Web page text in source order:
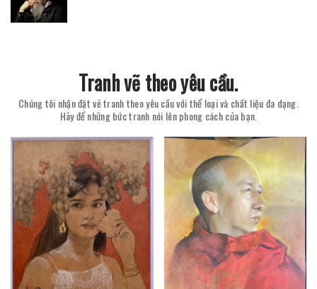
Tranh vẽ theo yêu cầu.
Chúng tôi nhận đặt vẽ tranh theo yêu cầu với thể loại và chất liệu đa dạng.
Hãy để những bức tranh nói lên phong cách của bạn.